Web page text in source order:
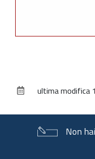
documentoultima modifica
Non